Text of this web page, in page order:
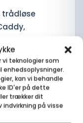
vi teknologier som
kan vi behandle
ID'er på dette
trækker dit
på visse
trådløse